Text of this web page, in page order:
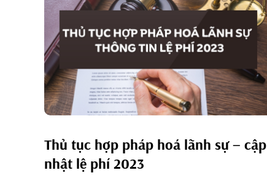
Thủ tục hợp pháp hoá lãnh sự – cập
nhật lệ phí 2023